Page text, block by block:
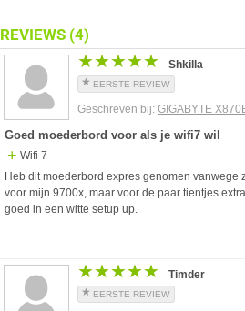
REVIEWS(4)
★★★★★
★★★★★ Shkilla
EERSTE REVIEW
Geschreven bij: GIGABYTE
Goed moederbord voor als je wifi7 wil
Wifi 7
Heb dit moederbord expres genomen vanwege
voor mijn 9700x, maar voor de paar tientjes
goed in een witte setup up.
★★★★★
★★★★★ Timder
EERSTE REVIEW